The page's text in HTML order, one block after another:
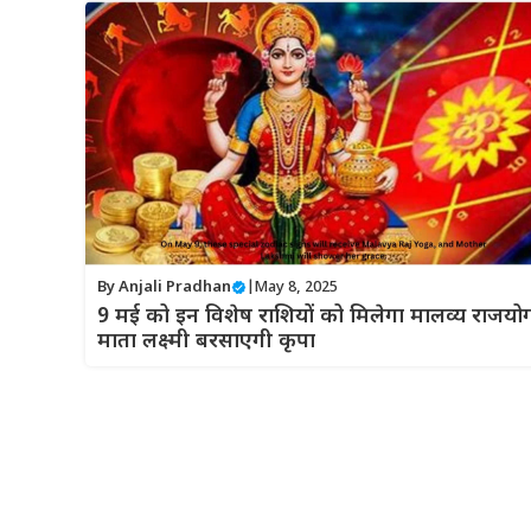
ByAnjali Pradhan May 8, 2025
9 मई को इन विशेष राशियों को मिलेगा मालव्य
माता लक्ष्मी बरसाएगी कृपा